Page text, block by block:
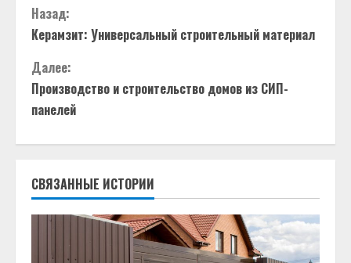
П
р
о
д
о
л
ж
Назад:
Керамзит: Универсальный строительный материал
Далее:
Производство и строительство домов из СИП-
панелей
СВЯЗАННЫЕ ИСТОРИИ